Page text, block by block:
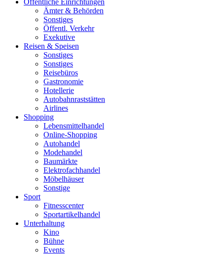
Öffentliche Einrichtungen
Ämter & Behörden
Sonstiges
Öffentl. Verkehr
Exekutive
Reisen & Speisen
Sonstiges
Sonstiges
Reisebüros
Gastronomie
Hotellerie
Autobahnraststätten
Airlines
Shopping
Lebensmittelhandel
Online-Shopping
Autohandel
Modehandel
Baumärkte
Elektrofachhandel
Möbelhäuser
Sonstige
Sport
Fitnesscenter
Sportartikelhandel
Unterhaltung
Kino
Bühne
Events